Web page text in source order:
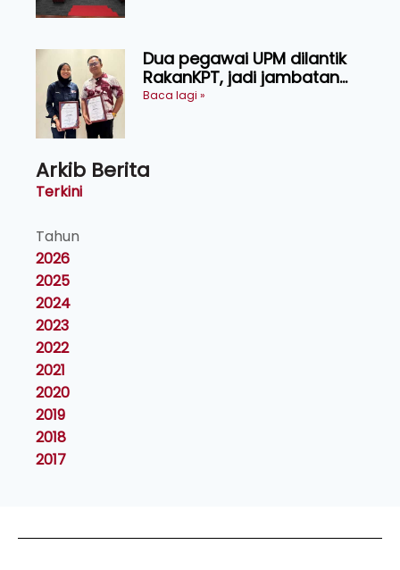
Dua pegawai UPM dilantik
RakanKPT, jadi jambatan
maklumat ke akar umbi
Baca lagi »
Arkib Berita
Terkini
Tahun
2026
2025
2024
2023
2022
2021
2020
2019
2018
2017